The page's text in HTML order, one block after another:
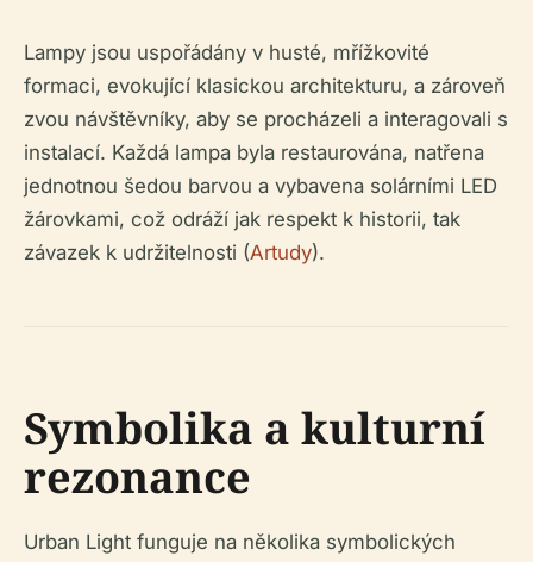
Lampy jsou uspořádány v husté, mřížkovité
formaci, evokující klasickou architekturu, a zároveň
zvou návštěvníky, aby se procházeli a interagovali s
instalací. Každá lampa byla restaurována, natřena
jednotnou šedou barvou a vybavena solárními LED
žárovkami, což odráží jak respekt k historii, tak
závazek k udržitelnosti (Artudy).
Symbolika a kulturní
rezonance
Urban Light funguje na několika symbolických